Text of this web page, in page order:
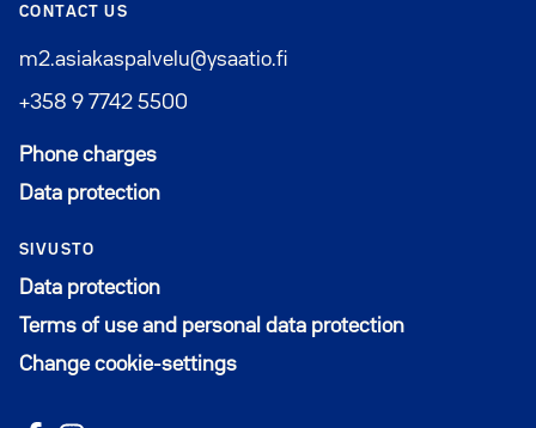
CONTACT US
m2.asiakaspalvelu@ysaatio.fi
+358 9 7742 5500
Phone charges
Data protection
SIVUSTO
Data protection
Terms of use and personal data protection
Change cookie-settings